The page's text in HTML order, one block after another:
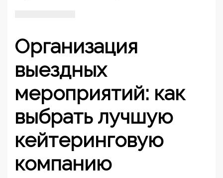
Организация
выездных
мероприятий: как
выбрать лучшую
кейтеринговую
компанию